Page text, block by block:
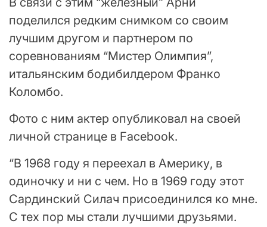
поделился редким снимком со своим
лучшим другом и партнером по
соревнованиям “Мистер Олимпия”,
итальянским бодибилдером Франко
Коломбо.
Фото с ним актер опубликовал на своей
личной странице в Facebook.
“В 1968 году я переехал в Америку, в
одиночку и ни с чем. Но в 1969 году этот
Сардинский Силач присоединился ко мне.
С тех пор мы стали лучшими друзьями.